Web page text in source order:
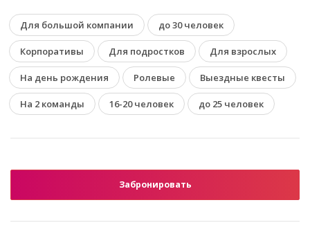
Для большой компании до 30 человек
Корпоративы Для подростков Для взрослых
На день рождения Ролевые Выездные квесты
На 2 команды 16-20 человек до 25 человек
Забронировать